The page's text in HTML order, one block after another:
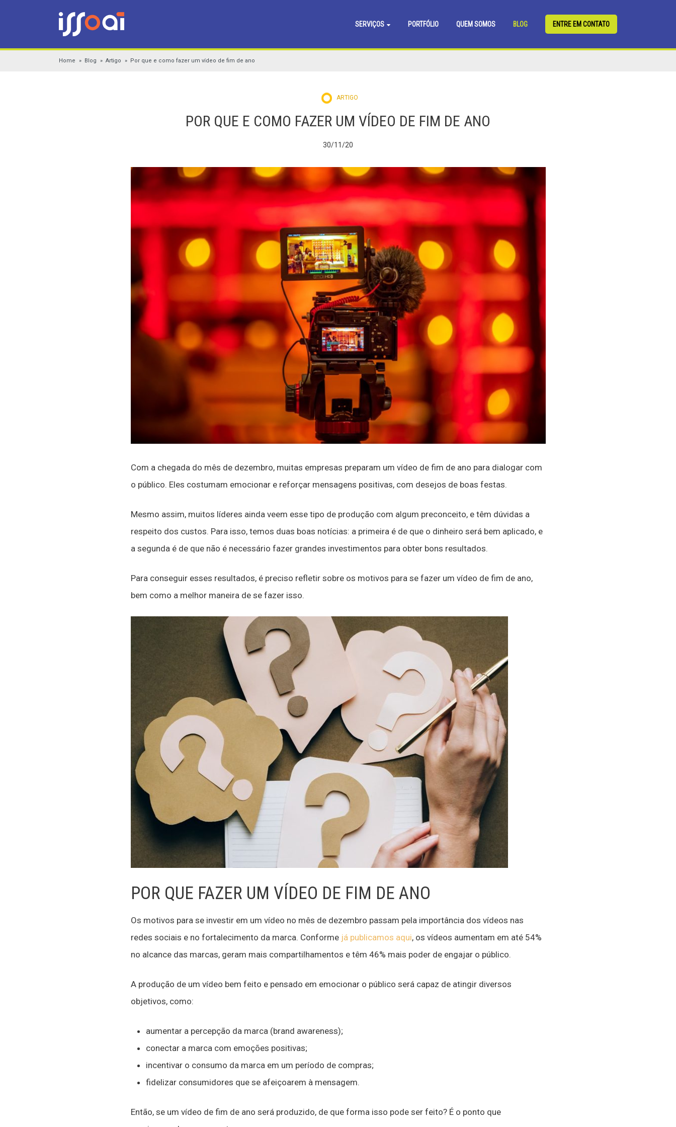
SERVIÇOS PORTFÓLIO QUEM SOMOS BLOG ENTRE EM CONTATO
Home Blog Artigo Por que e como fazer um vídeo de fim de ano
ARTIGO
POR QUE E COMO FAZER UM VÍDEO DE FIM DE ANO
30/11/20
Com a chegada do mês de dezembro, muitas empresas preparam um vídeo de fim de ano para dialogar com
o público. Eles costumam emocionar e reforçar mensagens positivas, com desejos de boas festas.
Mesmo assim, muitos líderes ainda veem esse tipo de produção com algum preconceito, e têm dúvidas a
respeito dos custos. Para isso, temos duas boas notícias: a primeira é de que o dinheiro será bem aplicado, e
a segunda é de que não é necessário fazer grandes investimentos para obter bons resultados.
Para conseguir esses resultados, é preciso refletir sobre os motivos para se fazer um vídeo de fim de ano,
bem como a melhor maneira de se fazer isso.
POR QUE FAZER UM VÍDEO DE FIM DE ANO
Os motivos para se investir em um vídeo no mês de dezembro passam pela importância dos vídeos nas
redes sociais e no fortalecimento da marca. Conforme já publicamos aqui, os vídeos aumentam em até 54%
no alcance das marcas, geram mais compartilhamentos e têm 46% mais poder de engajar o público.
A produção de um vídeo bem feito e pensado em emocionar o público será capaz de atingir diversos
objetivos, como:
aumentar a percepção da marca (brand awareness);
conectar a marca com emoções positivas;
incentivar o consumo da marca em um período de compras;
fidelizar consumidores que se afeiçoarem à mensagem.
Então, se um vídeo de fim de ano será produzido, de que forma isso pode ser feito? É o ponto que